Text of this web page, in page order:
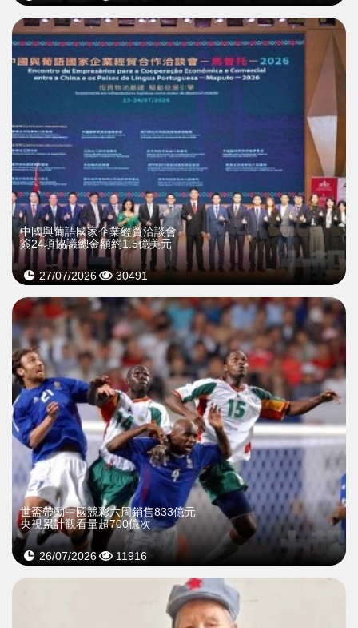
中國與葡語國家企業經貿洽談會
簽24項協議總金額約1.5億美元
27/07/2026 30491
世盃帶動中國競彩六周銷售833億元
央視累計觀看量超700億次
26/07/2026 11916